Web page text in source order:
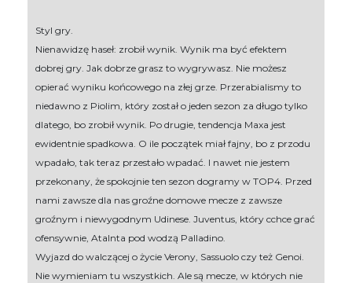
Styl gry.
Nienawidzę haseł: zrobił wynik. Wynik ma być efektem
dobrej gry. Jak dobrze grasz to wygrywasz. Nie możesz
opierać wyniku końcowego na złej grze. Przerabialismy to
niedawno z Piolim, który został o jeden sezon za długo tylko
dlatego, bo zrobił wynik. Po drugie, tendencja Maxa jest
ewidentnie spadkowa. O ile początek miał fajny, bo z przodu
wpadało, tak teraz przestało wpadać. I nawet nie jestem
przekonany, że spokojnie ten sezon dogramy w TOP4. Przed
nami zawsze dla nas groźne domowe mecze z zawsze
groźnym i niewygodnym Udinese. Juventus, który cchce grać
ofensywnie, Atalnta pod wodzą Palladino.
Wyjazd do walczącej o życie Verony, Sassuolo czy też Genoi.
Nie wymieniam tu wszystkich. Ale są mecze, w których nie